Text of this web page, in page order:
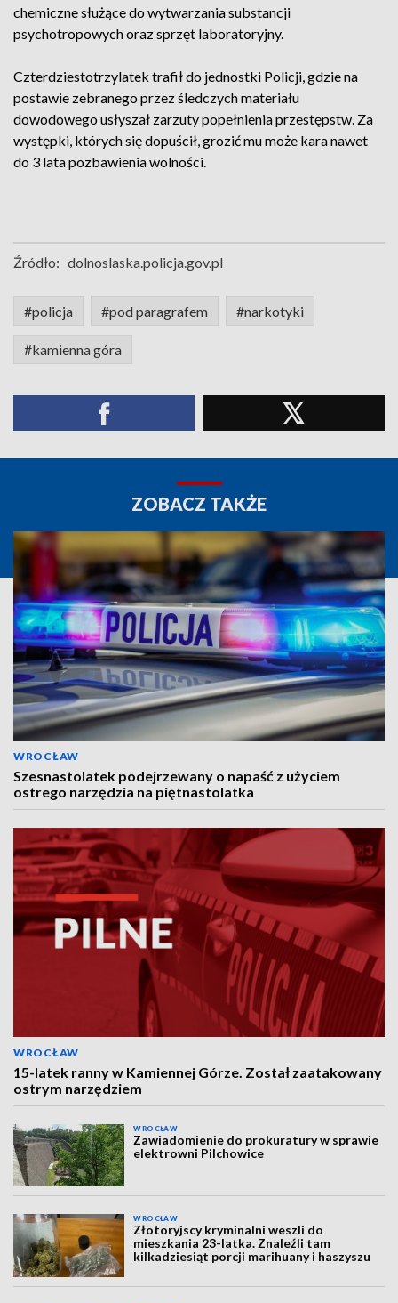
chemiczne służące do wytwarzania substancji
psychotropowych oraz sprzęt laboratoryjny.
Czterdziestotrzylatek trafił do jednostki Policji, gdzie na
postawie zebranego przez śledczych materiału
dowodowego usłyszał zarzuty popełnienia przestępstw. Za
występki, których się dopuścił, grozić mu może kara nawet
do 3 lata pozbawienia wolności.
Źródło: dolnoslaska.policja.gov.pl
#policja #pod paragrafem #narkotyki
#kamienna góra
ZOBACZ TAKŻE
WROCŁAW
Szesnastolatek podejrzewany o napaść z użyciem
ostrego narzędzia na piętnastolatka
WROCŁAW
15-latek ranny w Kamiennej Górze. Został zaatakowany
ostrym narzędziem
WROCŁAW
Zawiadomienie do prokuratury w sprawie
elektrowni Pilchowice
WROCŁAW
Złotoryjscy kryminalni weszli do
mieszkania 23-latka. Znaleźli tam
kilkadziesiąt porcji marihuany i haszyszu